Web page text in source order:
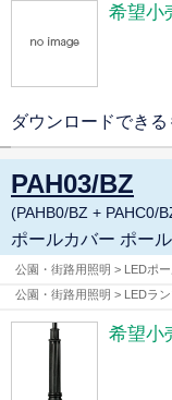
希望小
ダウンロードでき
PAH03/BZ
(PAHB0/BZ + PAHC0/
ポールカ
希望小